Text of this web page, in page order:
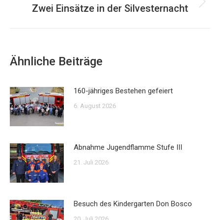
Nächster
Zwei Einsätze in der Silvesternacht
Ähnliche Beiträge
160-jähriges Bestehen gefeiert
6. August 2026
Abnahme Jugendflamme Stufe III
21. Juli 2026
Besuch des Kindergarten Don Bosco